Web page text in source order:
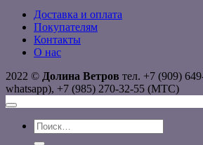
Доставка и оплата
Покупателям
Контакты
О нас
2022 © Долина Ветров тел. +7 (909)
whatsapp), +7 (985) 270-32-55 (МТС)
Искать: